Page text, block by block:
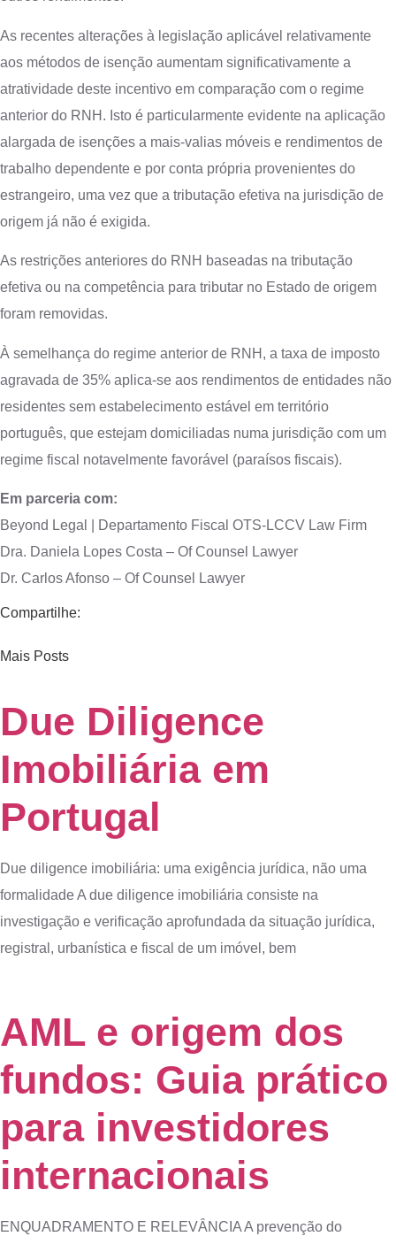
As recentes alterações à legislação aplicável relativamente
aos métodos de isenção aumentam significativamente a
atratividade deste incentivo em comparação com o regime
anterior do RNH. Isto é particularmente evidente na aplicação
alargada de isenções a mais-valias móveis e rendimentos de
trabalho dependente e por conta própria provenientes do
estrangeiro, uma vez que a tributação efetiva na jurisdição de
origem já não é exigida.
As restrições anteriores do RNH baseadas na tributação
efetiva ou na competência para tributar no Estado de origem
foram removidas.
À semelhança do regime anterior de RNH, a taxa de imposto
agravada de 35% aplica-se aos rendimentos de entidades não
residentes sem estabelecimento estável em território
português, que estejam domiciliadas numa jurisdição com um
regime fiscal notavelmente favorável (paraísos fiscais).
Em parceria com:
Beyond Legal | Departamento Fiscal OTS-LCCV Law Firm
Dra. Daniela Lopes Costa – Of Counsel Lawyer
Dr. Carlos Afonso – Of Counsel Lawyer
Compartilhe:
Mais Posts
Due Diligence
Imobiliária em
Portugal
Due diligence imobiliária: uma exigência jurídica, não uma
formalidade A due diligence imobiliária consiste na
investigação e verificação aprofundada da situação jurídica,
registral, urbanística e fiscal de um imóvel, bem
AML e origem dos
fundos: Guia prático
para investidores
internacionais
ENQUADRAMENTO E RELEVÂNCIA A prevenção do